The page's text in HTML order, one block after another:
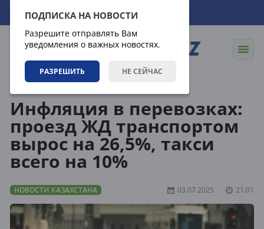
ПОДПИСКА НА НОВОСТИ
Разрешите отправлять Вам
уведомления о важных новостях.
РАЗРЕШИТЬ НЕ СЕЙЧАС
09.08.2026 14:12:21
Инфляция в перевозках:
проезд ЖД транспортом
вырос на 26,5%, такси
всего на 10%
НОВОСТИ КАЗАХСТАНА 03.07.2025 21:01